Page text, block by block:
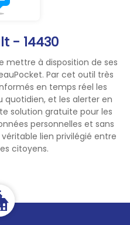
- 14430
mettre à disposition de ses
Par cet outil très
en temps réel les
et les alerter en
solution gratuite pour les
personnelles et sans
lien privilégié entre
citoyens.